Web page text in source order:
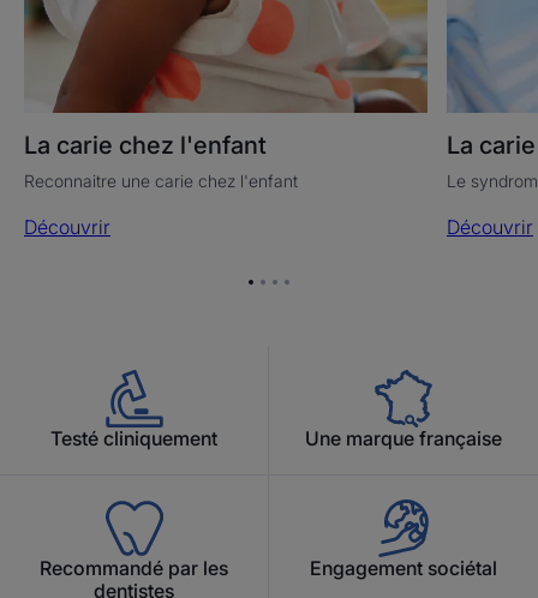
La carie chez l'enfant
Reconnaitre une carie chez l'enfant
Découvrir
La
Le
Découvrir
Aller
AllerAllerAller
Testé cliniquement Une marque française
Recommandé par les
dentistes
Engagement sociétal